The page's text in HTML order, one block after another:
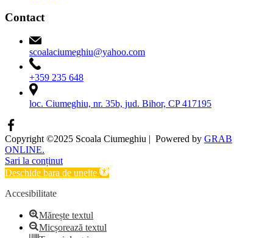
Contact
scoalaciumeghiu@yahoo.com
+359 235 648
loc. Ciumeghiu, nr. 35b, jud. Bihor, CP 417195
Copyright ©2025 Scoala Ciumeghiu | Powered by GRAB
ONLINE.
Sari la conținut
Deschide bara de unelte
Accesibilitate
Mărește textul
Micșorează textul